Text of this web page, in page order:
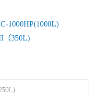
1000HP(1000L)
（350L)